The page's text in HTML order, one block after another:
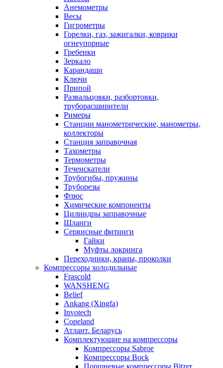
Анемометры
Весы
Гигрометры
Горелки, газ, зажигалки, коврики
огнеупорные
Гребенки
Зеркало
Карандаши
Ключи
Припой
Развальцовки, разбортовки,
труборасширители
Римеры
Станции манометрические, манометры,
коллекторы
Станция заправочная
Тахометры
Термометры
Течеискатели
Трубогибы, пружины
Труборезы
Флюс
Химические компоненты
Цилиндры заправочные
Шланги
Сервисные фитинги
Гайки
Муфты локринга
Переходники, краны, проколки
Компрессоры холодильные
Frascold
WANSHENG
Belief
Ankang (Xingfa)
Invotech
Copeland
Атлант. Беларусь
Комплектующие на компрессоры
Компрессоры Sabroe
Компрессоры Bock